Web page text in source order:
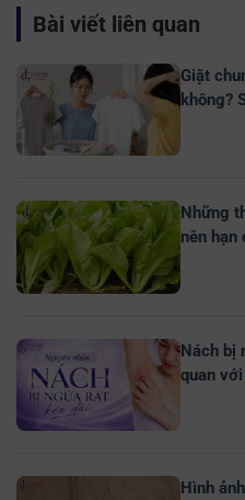
Bài viết liên quan
Giặt
không?
Những
nên hạn
Nách bị
quan
Hình